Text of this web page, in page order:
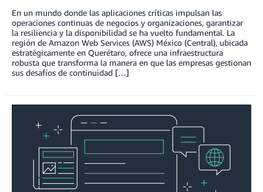
En un mundo donde las aplicaciones críticas impulsan las
operaciones continuas de negocios y organizaciones, garantizar
la resiliencia y la disponibilidad se ha vuelto fundamental. La
región de Amazon Web Services (AWS) México (Central), ubicada
estratégicamente en Querétaro, ofrece una infraestructura
robusta que transforma la manera en que las empresas gestionan
sus desafíos de continuidad […]